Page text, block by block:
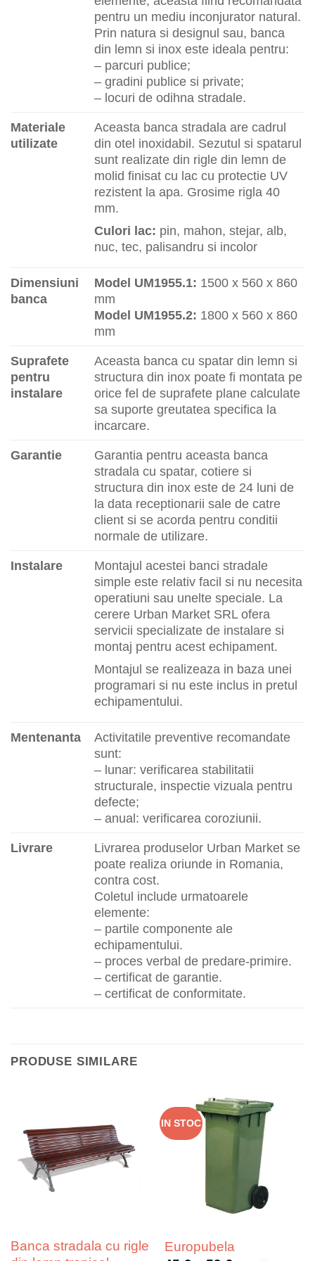
pentru un mediu inconjurator natural.
Prin natura si designul sau, banca
din lemn si inox este ideala pentru:
– parcuri publice;
– gradini publice si private;
– locuri de odihna stradale.
Materiale
utilizate
Aceasta banca stradala are cadrul
din otel inoxidabil. Sezutul si spatarul
sunt realizate din rigle din lemn de
molid finisat cu lac cu protectie UV
rezistent la apa. Grosime rigla 40
mm.
Culori lac: pin, mahon, stejar, alb,
nuc, tec, palisandru si incolor
Dimensiuni
banca
Model UM1955.1: 1500 x 560 x 860
mm
Model UM1955.2: 1800 x 560 x 860
mm
Suprafete
pentru
instalare
Aceasta banca cu spatar din lemn si
structura din inox poate fi montata pe
orice fel de suprafete plane calculate
sa suporte greutatea specifica la
incarcare.
Garantie
Garantia pentru aceasta banca
stradala cu spatar, cotiere si
structura din inox este de 24 luni de
la data receptionarii sale de catre
client si se acorda pentru conditii
normale de utilizare.
Instalare
Montajul acestei banci stradale
simple este relativ facil si nu necesita
operatiuni sau unelte speciale. La
cerere Urban Market SRL ofera
servicii specializate de instalare si
montaj pentru acest echipament.
Montajul se realizeaza in baza unei
programari si nu este inclus in pretul
echipamentului.
Mentenanta
Activitatile preventive recomandate
sunt:
– lunar: verificarea stabilitatii
structurale, inspectie vizuala pentru
defecte;
– anual: verificarea coroziunii.
Livrare
Livrarea produselor Urban Market se
poate realiza oriunde in Romania,
contra cost.
Coletul include urmatoarele
elemente:
– partile componente ale
echipamentului.
– proces verbal de predare-primire.
– certificat de garantie.
– certificat de conformitate.
PRODUSE SIMILARE
Banca stradala cu rigle
IN STOC
Europubela